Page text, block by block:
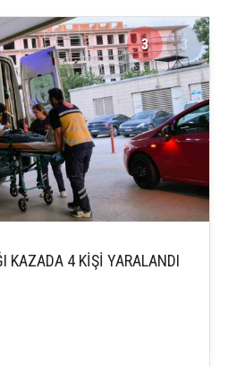
3 3
KAZADA 4 KİŞİ YARALANDI